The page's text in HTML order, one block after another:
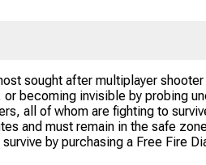
sought after multiplayer
becoming invisible by probing
all of whom are fighting to
and must remain in the safe
by purchasing a Free Fire